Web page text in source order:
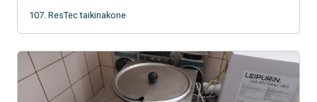
107. ResTec taikinakone